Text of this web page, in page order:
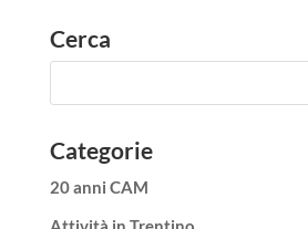
Cerca
Categorie
20 anni CAM